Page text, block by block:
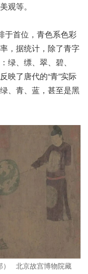
观等。
首位，青色系色彩
，据统计，除了青字
绿、缥、翠、碧、
映了唐代的“青”实际
、青、蓝，甚至是黑
北京故宫博物院藏